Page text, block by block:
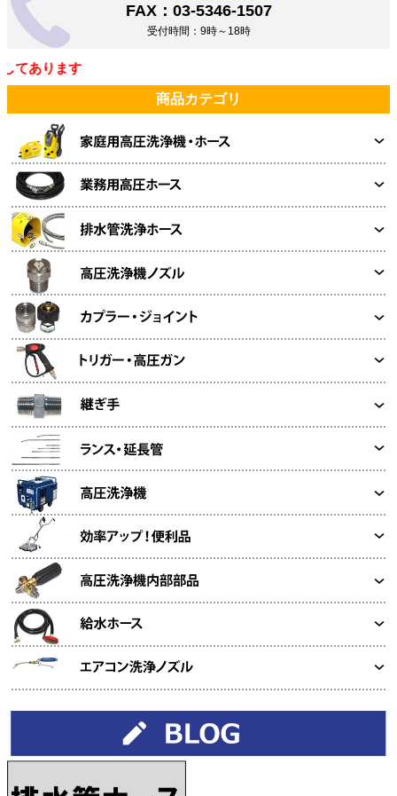
FAX：03-5346-1507
受付時間：9時～18時
あります
商品カテゴリ